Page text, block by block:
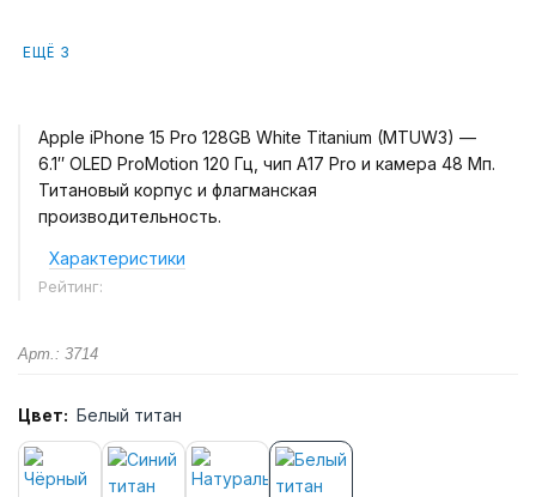
ЕЩЁ 3
Apple iPhone 15 Pro 128GB White Titanium (MTUW3) —
6.1″ OLED ProMotion 120 Гц, чип A17 Pro и камера 48 Мп.
Титановый корпус и флагманская
производительность.
Характеристики
Рейтинг:
Арт.: 3714
Цвет: Белый титан